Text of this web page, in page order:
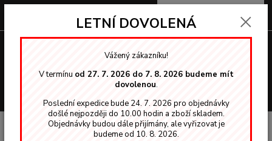
0,00 Kč
Nordica EKO - lazury základy 2907-02 (2v1)
Teknos základ
2907 tónovaný Ořech Tmavý 9013 na dřevo 5,00 L
LETNÍ DOVOLENÁ
Vážený zákazníku!
V termínu od 27. 7. 2026 do 7. 8. 2026 budeme mít
dovolenou.
Poslední expedice bude 24. 7. 2026 pro objednávky
došlé nejpozději do 10.00 hodin a zboží skladem.
Objednávky budou dále přijímány, ale vyřizovat je
budeme od 10. 8. 2026.